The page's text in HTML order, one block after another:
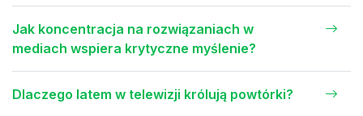
Jak koncentracja na rozwiązaniach w
mediach wspiera krytyczne myślenie?
Dlaczego latem w telewizji królują powtórki?